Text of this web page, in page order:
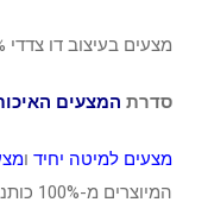
מצעים בעיצוב דו צדדי 100% כותנה של cotton-avenue.
סדרת המצעים
מצעים למיטה יחיד ו